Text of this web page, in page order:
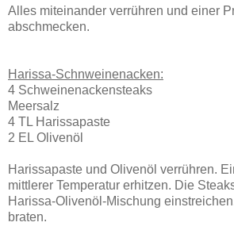
Alles miteinander verrühren und einer
abschmecken.
Harissa-Schnweinenacken:
4 Schweinenackensteaks
Meersalz
4 TL Harissapaste
2 EL Olivenöl
Harissapaste und Olivenöl verrühren.
mittlerer Temperatur erhitzen. Die
Harissa-Olivenöl-Mischung
braten.